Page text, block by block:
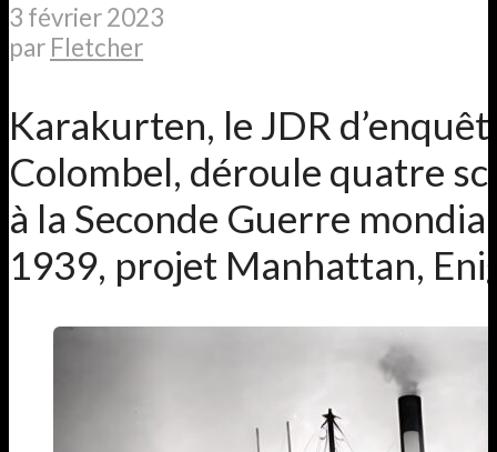
3 février 2023
par Fletcher
Karakurten, le JDR
Colombel, déroule quatre
à la Seconde Guerre
1939, projet Manhattan,